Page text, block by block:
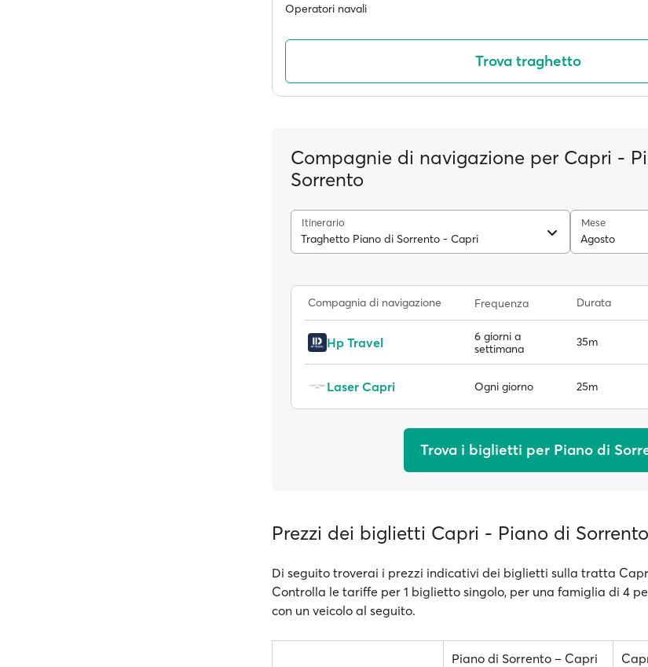
Operatori navali
Trova traghetto
Compagnie di navigazione per Capri -
Sorrento
Itinerario
Traghetto Piano di Sorrento - Capri
Mese
Agosto
Compagnia di navigazione Frequenza Durata
Hp Travel
6 giorni a
settimana
35m
Laser Capri Ogni giorno 25m
Trova i biglietti per Piano di
Prezzi dei biglietti Capri - Piano di Sorrento
Di seguito troverai i prezzi indicativi dei biglietti sulla tratta
Controlla le tariffe per 1 biglietto singolo, per una famiglia di 4
con un veicolo al seguito.
Piano di Sorrento – Capri